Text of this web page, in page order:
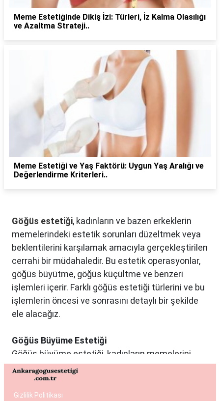
Meme Estetiğinde Dikiş İzi: Türleri, İz Kalma Olasılığı
ve Azaltma Strateji..
Meme Estetiği ve Yaş Faktörü: Uygun Yaş Aralığı ve
Değerlendirme Kriterleri..
Göğüs estetiği, kadınların ve bazen erkeklerin
memelerindeki estetik sorunları düzeltmek veya
beklentilerini karşılamak amacıyla gerçekleştirilen
cerrahi bir müdahaledir. Bu estetik operasyonlar,
göğüs büyütme, göğüs küçültme ve benzeri
işlemleri içerir. Farklı göğüs estetiği türlerini ve bu
işlemlerin öncesi ve sonrasını detaylı bir şekilde
ele alacağız.
Göğüs Büyüme Estetiği
Göğüs büyüme estetiği, kadınların memelerini
istedikleri boyuta getirmek ve vücut oranlarını
dengelemek istedikleri durumlarda tercih edilen
bir estetik operasyondur. Bu işlemde genellikle
Gizlilik Politikası